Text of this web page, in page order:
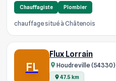
Chauffagiste Plombier
chauffage situé à Châtenois
FL
Flux Lorrain
Houdreville (54330)
47.5 km